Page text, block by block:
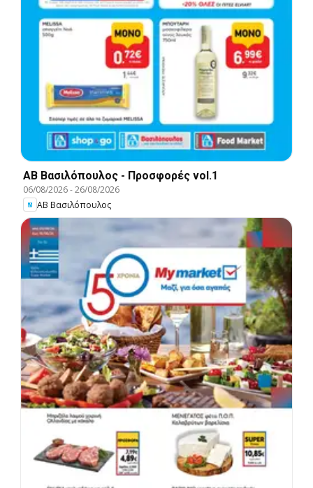
ΑΒ Βασιλόπουλος - Προσφορές vol.1
06/08/2026-26/08/2026
ΑΒ Βασιλόπουλος